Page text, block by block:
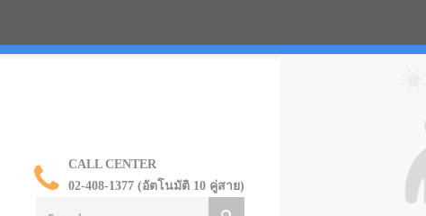
CALL CENTER
02-408-1377 (อัตโนมัติ 10 คู่สาย)
น ราคาส่ง